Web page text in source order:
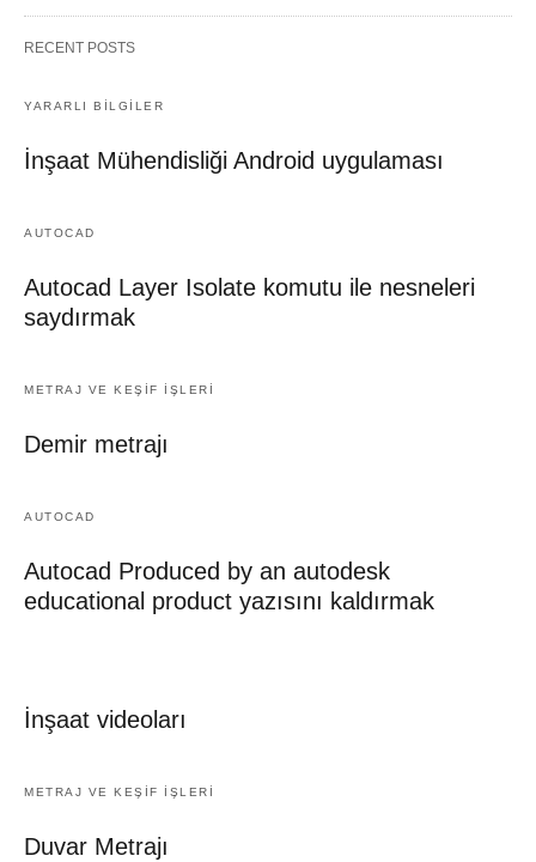
RECENT POSTS
YARARLI BİLGİLER
İnşaat Mühendisliği Android uygulaması
AUTOCAD
Autocad Layer Isolate komutu ile nesneleri
saydırmak
METRAJ VE KEŞIF İŞLERI
Demir metrajı
AUTOCAD
Autocad Produced by an autodesk
educational product yazısını kaldırmak
İnşaat videoları
METRAJ VE KEŞIF İŞLERI
Duvar Metrajı